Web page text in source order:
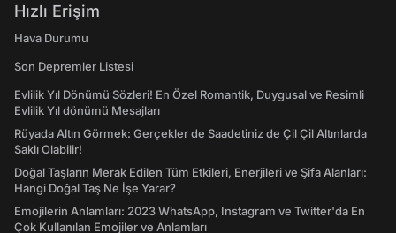
Hızlı Erişim
Hava Durumu
Son Depremler Listesi
Evlilik Yıl Dönümü Sözleri! En Özel Romantik, Duygusal ve Resimli
Evlilik Yıl dönümü Mesajları
Rüyada Altın Görmek: Gerçekler de Saadetiniz de Çil Çil Altınlarda
Saklı Olabilir!
Doğal Taşların Merak Edilen Tüm Etkileri, Enerjileri ve Şifa Alanları:
Hangi Doğal Taş Ne İşe Yarar?
Emojilerin Anlamları: 2023 WhatsApp, Instagram ve Twitter'da En
Çok Kullanılan Emojiler ve Anlamları